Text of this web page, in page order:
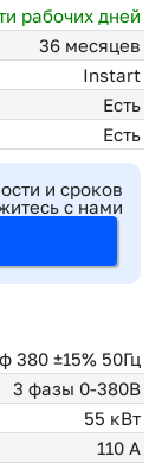
рабочих дней
36 месяцев
Instart
Есть
Есть
и сроков
с нами
380 ±15% 50Гц
3 фазы 0-380В
55 кВт
110 А